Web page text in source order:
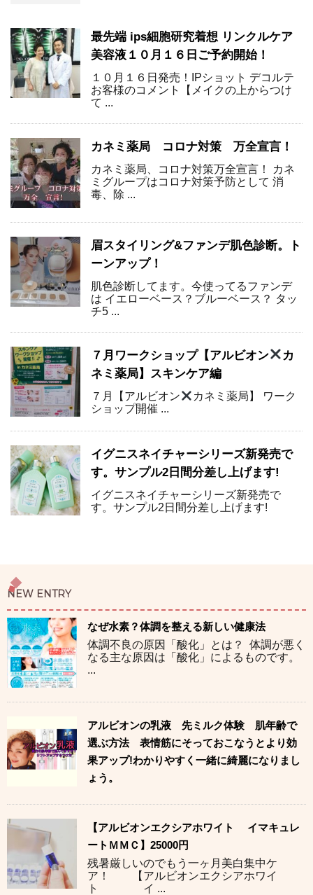
最先端 ips細胞研究着想 リンクルケア
美容液１０月１６日ご予約開始！
１０月１６日発売！IPショット デコルテ
お客様のコメント【メイクの上からつけ
て ...
カネミ薬局 コロナ対策 万全宣言！
カネミ薬局、コロナ対策万全宣言！ カネ
ミグループはコロナ対策予防として 消
毒、除 ...
眉スタイリング&ファンデ肌色診断。ト
ーンアップ！
肌色診断してます。今使ってるファンデ
は イエローベース？ブルーベース？ タッ
チ5 ...
７月ワークショップ【アルビオン
カ
ネミ薬局】スキンケア編
７月【アルビオン
カネミ薬局】 ワーク
ショップ開催 ...
イグニスネイチャーシリーズ新発売で
す。サンプル2日間分差し上げます!
イグニスネイチャーシリーズ新発売で
す。サンプル2日間分差し上げます!
NEW ENTRY
なぜ水素？体調を整える新しい健康法
体調不良の原因「酸化」とは？ 体調が悪く
なる主な原因は「酸化」によるものです。
...
アルビオンの乳液 先ミルク体験 肌年齢で
選ぶ方法 表情筋にそっておこなうとより効
果アップ!わかりやすく一緒に綺麗になりまし
ょう。
【アルビオンエクシアホワイト イマキュレ
ートＭＭＣ】25000円
残暑厳しいのでもう一ヶ月美白集中ケ
ア！ 【アルビオンエクシアホワイ
ト イ ...